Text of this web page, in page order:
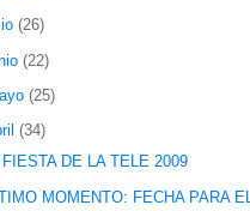
(26)
(22)
(25)
(34)
FIESTA DE LA TELE 2009
MOMENTO: FECHA PARA EL